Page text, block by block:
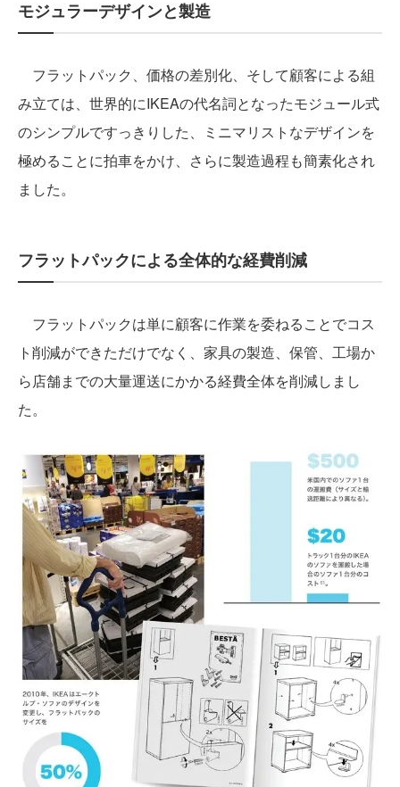
モジュラーデザインと製造
フラットパック、価格の差別化、そして顧客による組
み立ては、世界的にIKEAの代名詞となったモジュール式
のシンプルですっきりした、ミニマリストなデザインを
極めることに拍車をかけ、さらに製造過程も簡素化され
ました。
フラットパックによる全体的な経費削減
フラットパックは単に顧客に作業を委ねることでコス
ト削減ができただけでなく、家具の製造、保管、工場か
ら店舗までの大量運送にかかる経費全体を削減しまし
た。